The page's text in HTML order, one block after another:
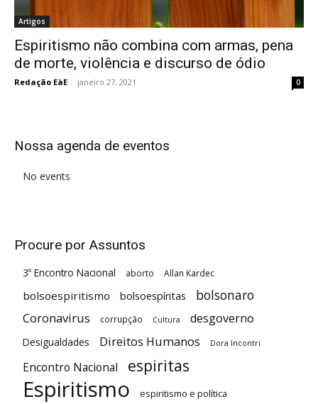
Artigos
Espiritismo não combina com armas, pena
de morte, violência e discurso de ódio
Redação EàE - janeiro 27, 2021 0
Nossa agenda de eventos
No events
Procure por Assuntos
3º Encontro Nacional aborto Allan Kardec
bolsoespiritismo bolsoespíritas bolsonaro
Coronavirus corrupção Cultura desgoverno
Desigualdades Direitos Humanos Dora Incontri
Encontro Nacional espiritas
Espiritismo espiritismo e política